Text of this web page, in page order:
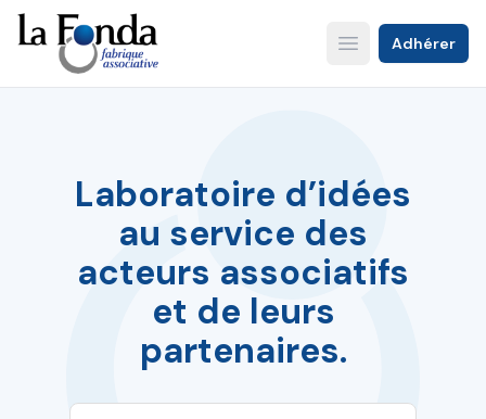
Aller
au
contenu
principal
Open main menu
Adhérer
Laboratoire d’idées
au service des
acteurs associatifs
et de leurs
partenaires.